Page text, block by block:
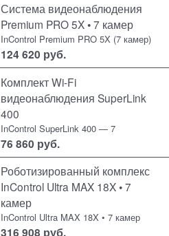
Система видеонаблюдения
Premium PRO 5X • 7 камер
InControl Premium PRO 5X (7 камер)
124 620 руб.
Комплект Wi-Fi
видеонаблюдения SuperLink
400
InControl SuperLink 400 — 7
76 860 руб.
Роботизированный комплекс
InControl Ultra MAX 18X • 7
камер
InControl Ultra MAX 18X • 7 камер
316 908 руб.